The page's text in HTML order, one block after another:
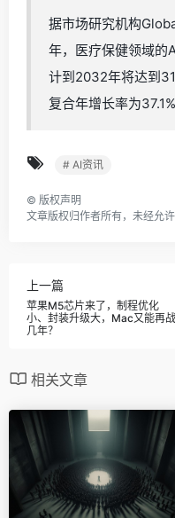
据市场研究机构
年，医疗保健领域的
计到2032年将达到
复合年增长率为37.1%
# AI资讯
© 版权声明
文章版权归作者所有，未经允许
上一篇
苹果M5芯片来了，制程优化
小、封装升级大，Mac又能再战
几年？
相关文章